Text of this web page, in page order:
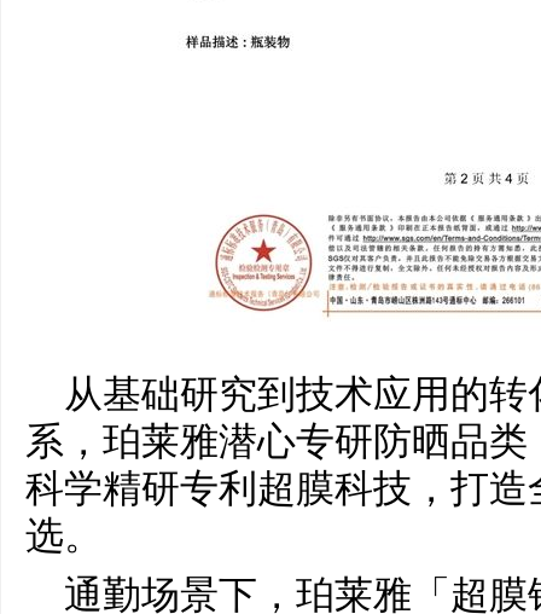
从基础研究到技术应用的
系，珀莱雅潜心专研防晒品
科学精研专利超膜科技，打
选。
通勤场景下，珀莱雅「超